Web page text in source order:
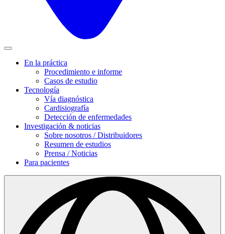
En la práctica
Procedimiento e informe
Casos de estudio
Tecnología
Vía diagnóstica
Cardisiografía
Detección de enfermedades
Investigación & noticias
Sobre nosotros / Distribuidores
Resumen de estudios
Prensa / Noticias
Para pacientes